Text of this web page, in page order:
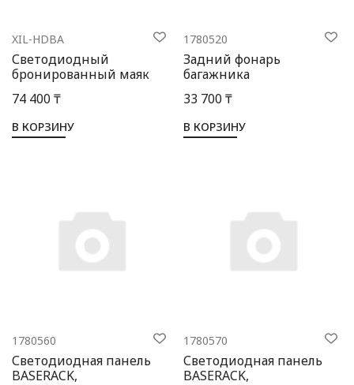
XIL-HDBA
Светодиодный
бронированный маяк
74 400 ₸
В КОРЗИНУ
1780520
Задний фонарь
багажника
33 700 ₸
В КОРЗИНУ
1780560
Светодиодная панель
BASERACK,
1780570
Светодиодная панель
BASERACK,